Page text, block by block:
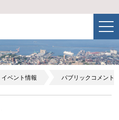
イベント情報 パブリックコメント